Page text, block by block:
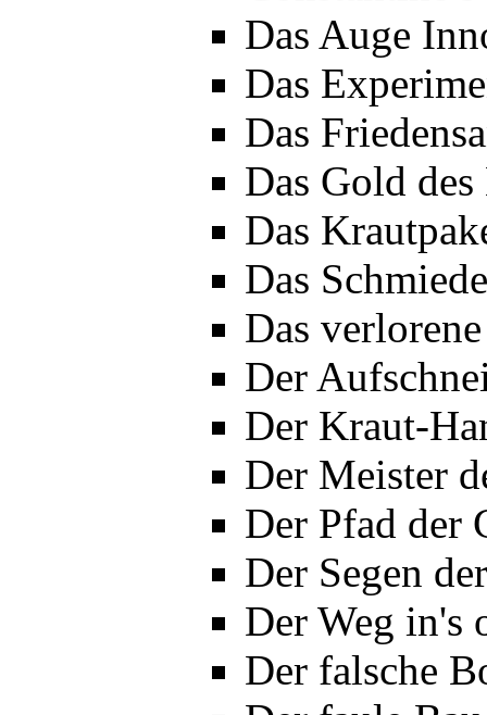
Das Auge
Das
Das
Das Gold
Das
Das
Das
Der
Der Kraut-
Der Meister
Der Pfad der
Der Segen
Der Weg in's
Der falsche